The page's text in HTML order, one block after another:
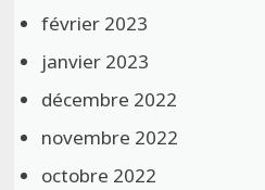
février 2023
janvier 2023
décembre 2022
novembre 2022
octobre 2022